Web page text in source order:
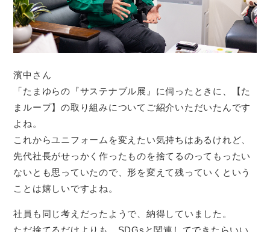
濱中さん
「たまゆらの『サステナブル展』に伺ったときに、【た
まループ】の取り組みについてご紹介いただいたんです
よね。
これからユニフォームを変えたい気持ちはあるけれど、
先代社長がせっかく作ったものを捨てるのってもったい
ないとも思っていたので、形を変えて残っていくという
ことは嬉しいですよね。
社員も同じ考えだったようで、納得していました。